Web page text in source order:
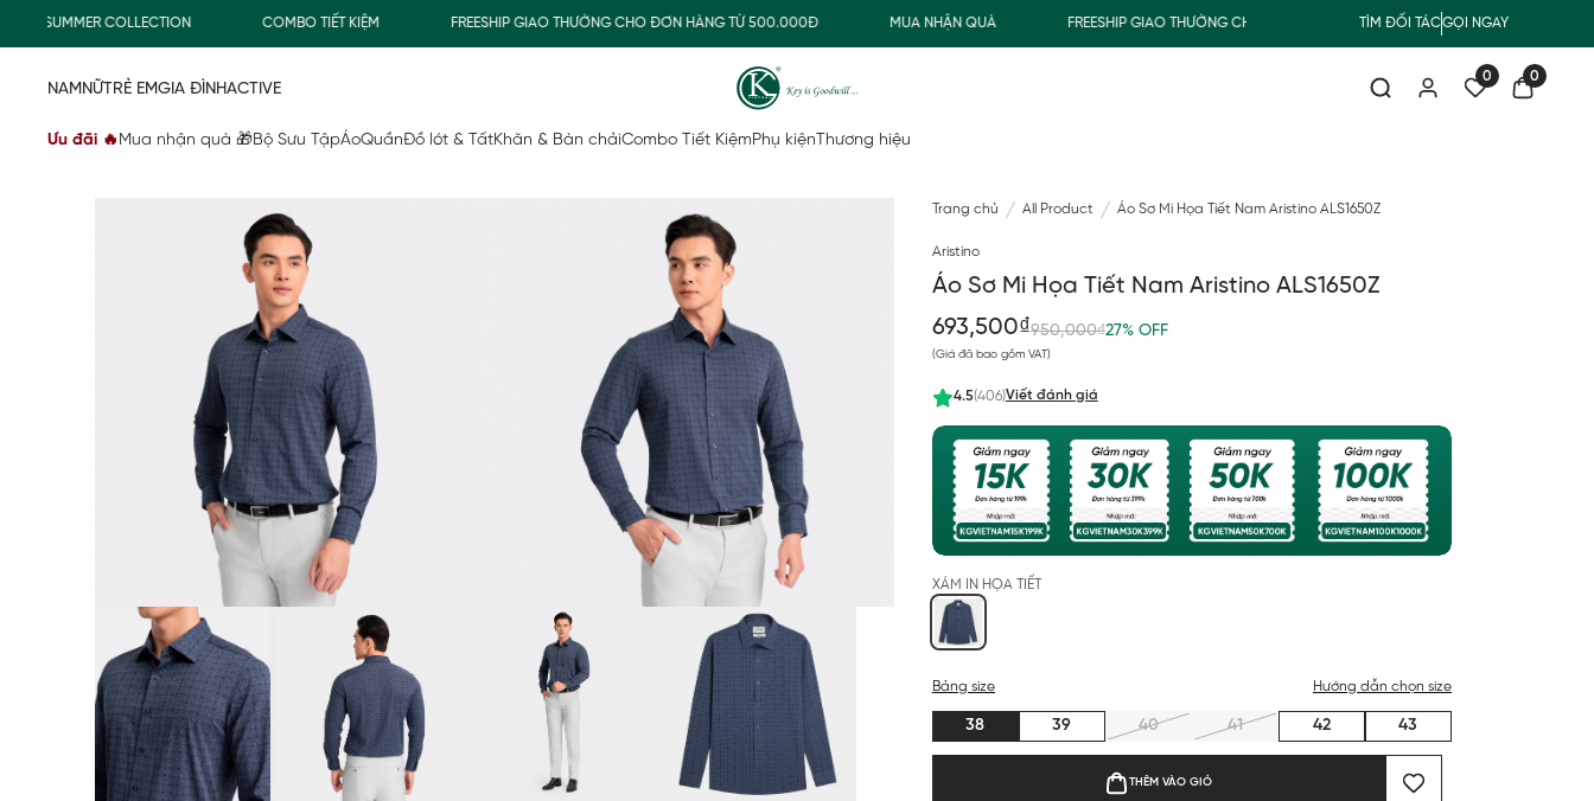
SUMMER COLLECTION COMBO TIẾT KIỆM FREESHIP GIAO THƯỜNG CHO ĐƠN HÀNG TỪ 500.000Đ MUA NHẬN QUÀ FREESHIP GIAO THƯỜNG CHO ĐƠN HÀNG TỪ 500.000Đ SUMMER
TÌM ĐỐI TÁCGỌI NGAY
0 0
NAMNỮTRẺ EMGIA ĐÌNHACTIVE
Ưu đãi 🔥 Mua nhận quà 🎁Bộ Sưu TậpÁoQuầnĐồ lót & TấtKhăn & Bàn chảiCombo Tiết KiệmPhụ kiện Thương hiệu
Trang chủ All Product Áo Sơ Mi Họa Tiết Nam Aristino ALS1650Z
Aristino
Áo Sơ Mi Họa Tiết Nam Aristino ALS1650Z
693,500₫950,000₫27% OFF
(Giá đã bao gồm VAT)
4.5(406)Viết đánh giá
XÁM IN HỌA TIẾT
Bảng size Hướng dẫn chọn size
38 39 40 41 42 43
THÊM VÀO GIỎ